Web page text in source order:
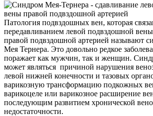
Патология подвздошных вен, которая
передавливанием левой подвздошной
правой подвздошной артерией называют
Мея Тернера. Это довольно редкое
поражает как мужчин, так и женщин.
может являться причиной нарушения
левой нижней конечности и тазовых
варикозную трансформацию подкожных
варикоцеле или варикозное расширение
последующим развитием хронической
недостаточности.